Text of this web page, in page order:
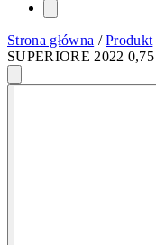
Strona główna /Produkt
SUPERIORE 2022 0,75